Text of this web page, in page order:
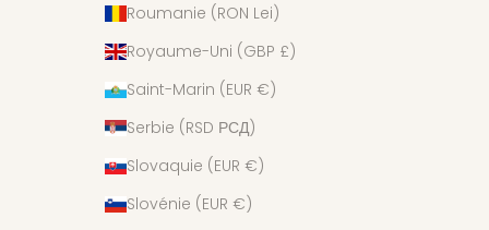
Roumanie (RON Lei)
Royaume-Uni (GBP £)
Saint-Marin (EUR €)
Serbie (RSD РСД)
Slovaquie (EUR €)
Slovénie (EUR €)